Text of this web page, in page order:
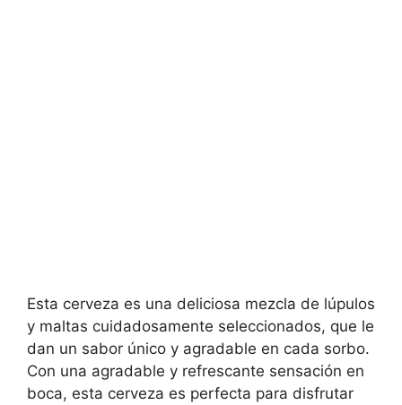
Esta cerveza es una deliciosa mezcla de lúpulos
y maltas cuidadosamente seleccionados, que le
dan un sabor único y agradable en cada sorbo.
Con una agradable y refrescante sensación en
boca, esta cerveza es perfecta para disfrutar